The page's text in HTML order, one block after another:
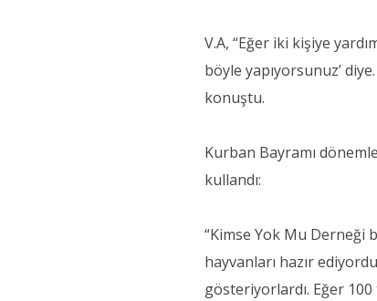
V.A, “Eğer iki kişiye
böyle yapıyorsunuz’
konuştu.
Kurban Bayramı
kullandı:
“Kimse Yok Mu
hayvanları hazır
gösteriyorlardı. Eğer